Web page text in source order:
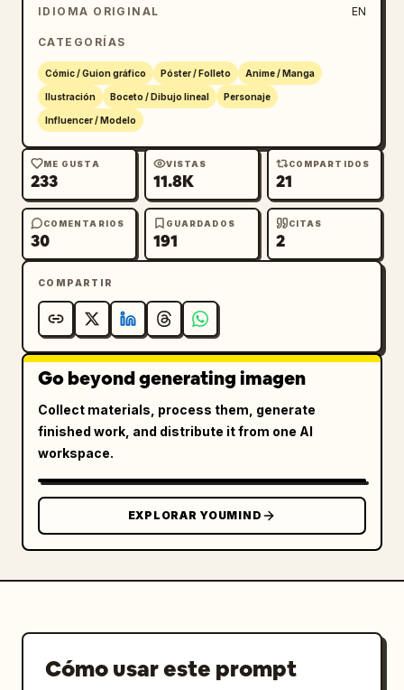
IDIOMA ORIGINAL EN
CATEGORÍAS
Cómic / Guion gráfico Póster / Folleto Anime / Manga
Ilustración Boceto / Dibujo lineal Personaje
Influencer / Modelo
ME GUSTA
233
VISTAS
11.8K
COMPARTIDOS
21
COMENTARIOS
30
GUARDADOS
191
CITAS
2
COMPARTIR
Go beyond generating imagen
Collect materials, process them, generate
finished work, and distribute it from one AI
workspace.
EXPLORAR YOUMIND
Cómo usar este prompt